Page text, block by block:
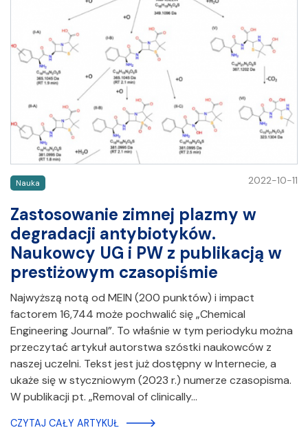
Nauka 2022-10-11
Zastosowanie zimnej plazmy w
degradacji antybiotyków.
Naukowcy UG i PW z publikacją w
prestiżowym czasopiśmie
Najwyższą notą od MEIN (200 punktów) i impact
factorem 16,744 może pochwalić się „Chemical
Engineering Journal”. To właśnie w tym periodyku można
przeczytać artykuł autorstwa szóstki naukowców z
naszej uczelni. Tekst jest już dostępny w Internecie, a
ukaże się w styczniowym (2023 r.) numerze czasopisma.
W publikacji pt. „Removal of clinically…
CZYTAJ CAŁY ARTYKUŁ